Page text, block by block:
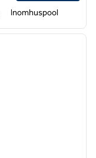
Inomhuspool
nästa